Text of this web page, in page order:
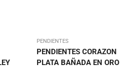
PENDIENTES
PENDIENTES CORAZON
PLATA BAÑADA EN ORO